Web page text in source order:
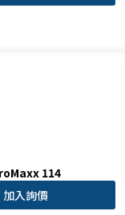
114
加入詢價